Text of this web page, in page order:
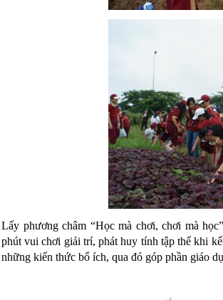
Lấy phương châm “Học mà chơi, chơi mà
phút vui chơi giải trí, phát huy tính tập thể khi
những kiến thức bổ ích, qua đó góp phần giáo